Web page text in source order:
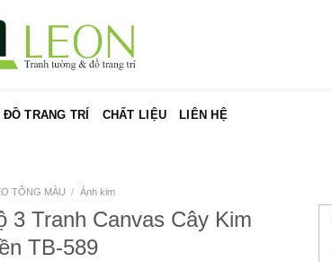
ĐỒ TRANG TRÍ CHẤT LIỆU LIÊN HỆ
TÔNG MÀU / Ánh kim
3 Tranh Canvas Cây Kim
TB-589